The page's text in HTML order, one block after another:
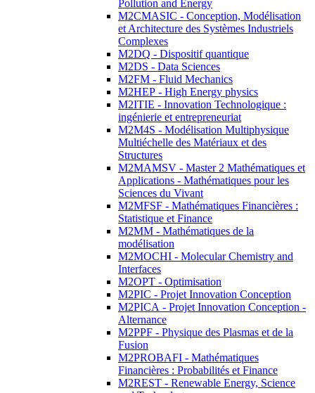
Pollution and Energy
M2CMASIC - Conception, Modélisation
et Architecture des Systèmes Industriels
Complexes
M2DQ - Dispositif quantique
M2DS - Data Sciences
M2FM - Fluid Mechanics
M2HEP - High Energy physics
M2ITIE - Innovation Technologique :
ingénierie et entrepreneuriat
M2M4S - Modélisation Multiphysique
Multiéchelle des Matériaux et des
Structures
M2MAMSV - Master 2 Mathématiques et
Applications - Mathématiques pour les
Sciences du Vivant
M2MFSF - Mathématiques Financières :
Statistique et Finance
M2MM - Mathématiques de la
modélisation
M2MOCHI - Molecular Chemistry and
Interfaces
M2OPT - Optimisation
M2PIC - Projet Innovation Conception
M2PICA - Projet Innovation Conception -
Alternance
M2PPF - Physique des Plasmas et de la
Fusion
M2PROBAFI - Mathématiques
Financières : Probabilités et Finance
M2REST - Renewable Energy, Science